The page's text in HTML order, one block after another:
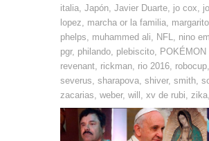
italia, Japón, Javier Duarte, jo cox,
lopez, marcha or la familia, margarito
phelps, muhammed ali, NFL, nino
pgr, philando, plebiscito, POKÉMON
revenant, rickman, rio 2016, robocup,
severus, sharapova, shiver, smith,
zacarias, weber, will , xv de rubi, zika,